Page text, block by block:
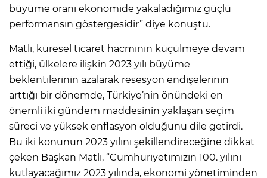
büyüme oranı ekonomide yakaladığımız güçlü
performansın göstergesidir” diye konuştu.
Matlı, küresel ticaret hacminin küçülmeye devam
ettiği, ülkelere ilişkin 2023 yılı büyüme
beklentilerinin azalarak resesyon endişelerinin
arttığı bir dönemde, Türkiye’nin önündeki en
önemli iki gündem maddesinin yaklaşan seçim
süreci ve yüksek enflasyon olduğunu dile getirdi.
Bu iki konunun 2023 yılını şekillendireceğine dikkat
çeken Başkan Matlı, “Cumhuriyetimizin 100. yılını
kutlayacağımız 2023 yılında, ekonomi yönetiminden